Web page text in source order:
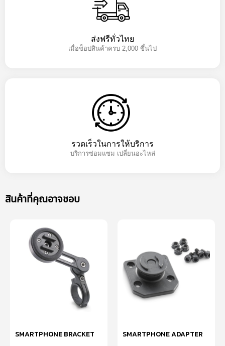
ส่งฟรีทั่วไทย
เมื่อช็อปสินค้าครบ 2,000 ขึ้นไป
รวดเร็วในการให้บริการ
บริการซ่อมแซม เปลี่ยนอะไหล่
สินค้าที่คุณอาจชอบ
SMARTPHONE BRACKET SMARTPHONE ADAPTER